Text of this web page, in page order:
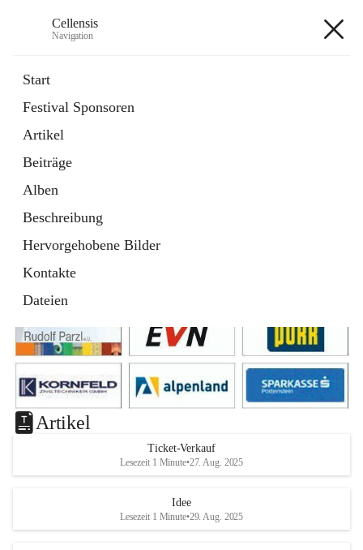
Cellensis
Navigation
Start
Festival Sponsoren
Artikel
Beiträge
Alben
Beschreibung
Hervorgehobene Bilder
Kontakte
Dateien
Festival Sponsoren
Artikel
Ticket-Verkauf
Lesezeit 1 Minute•27. Aug. 2025
Idee
Lesezeit 1 Minute•29. Aug. 2025